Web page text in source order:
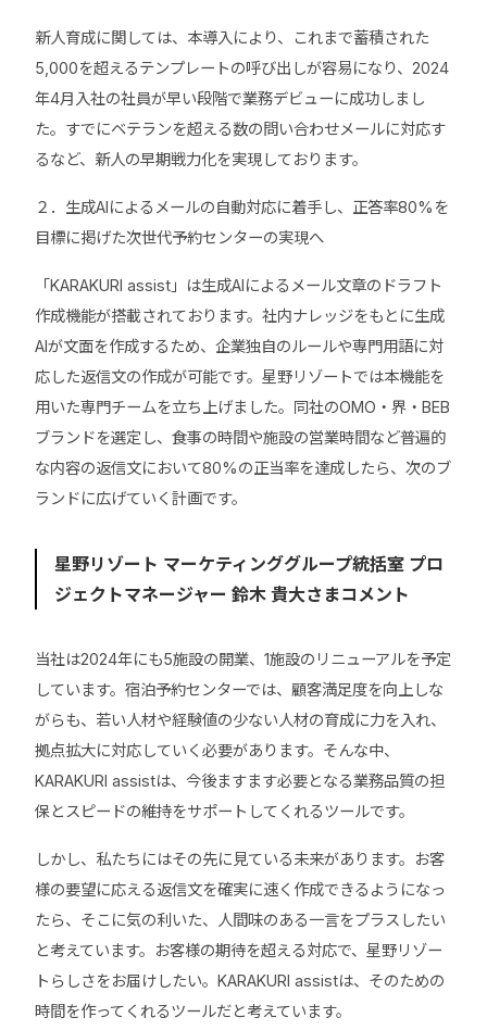
新人育成に関しては、本導入により、これまで蓄積された
5,000を超えるテンプレートの呼び出しが容易になり、2024
年4月入社の社員が早い段階で業務デビューに成功しまし
た。すでにベテランを超える数の問い合わせメールに対応す
るなど、新人の早期戦力化を実現しております。
２．生成AIによるメールの自動対応に着手し、正答率80%を
目標に掲げた次世代予約センターの実現へ
「KARAKURI assist」は生成AIによるメール文章のドラフト
作成機能が搭載されております。社内ナレッジをもとに生成
AIが文面を作成するため、企業独自のルールや専門用語に対
応した返信文の作成が可能です。星野リゾートでは本機能を
用いた専門チームを立ち上げました。同社のOMO・界・BEB
ブランドを選定し、食事の時間や施設の営業時間など普遍的
な内容の返信文において80%の正当率を達成したら、次のブ
ランドに広げていく計画です。
星野リゾート マーケティンググループ統括室 プロ
ジェクトマネージャー 鈴木 貴大さまコメント
当社は2024年にも5施設の開業、1施設のリニューアルを予定
しています。宿泊予約センターでは、顧客満足度を向上しな
がらも、若い人材や経験値の少ない人材の育成に力を入れ、
拠点拡大に対応していく必要があります。そんな中、
KARAKURI assistは、今後ますます必要となる業務品質の担
保とスピードの維持をサポートしてくれるツールです。
しかし、私たちにはその先に見ている未来があります。お客
様の要望に応える返信文を確実に速く作成できるようになっ
たら、そこに気の利いた、人間味のある一言をプラスしたい
と考えています。お客様の期待を超える対応で、星野リゾー
トらしさをお届けしたい。KARAKURI assistは、そのための
時間を作ってくれるツールだと考えています。